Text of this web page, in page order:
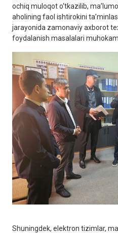
ochiq muloqot o‘tkazilib,
aholining faol ishtirokini
jarayonida zamonaviy axborot
foydalanish masalalari
Shuningdek, elektron tizimlar,